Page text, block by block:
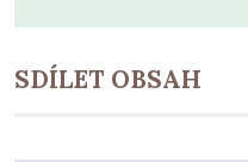
SDÍLET OBSAH